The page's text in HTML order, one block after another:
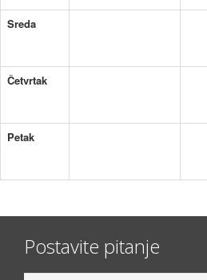
Sreda
Četvrtak
Petak
Postavite pitanje